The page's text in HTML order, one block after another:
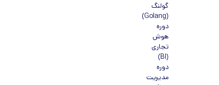
گولنگ
(Golang)
دوره
هوش
تجاری
(BI)
دوره
مدیریت